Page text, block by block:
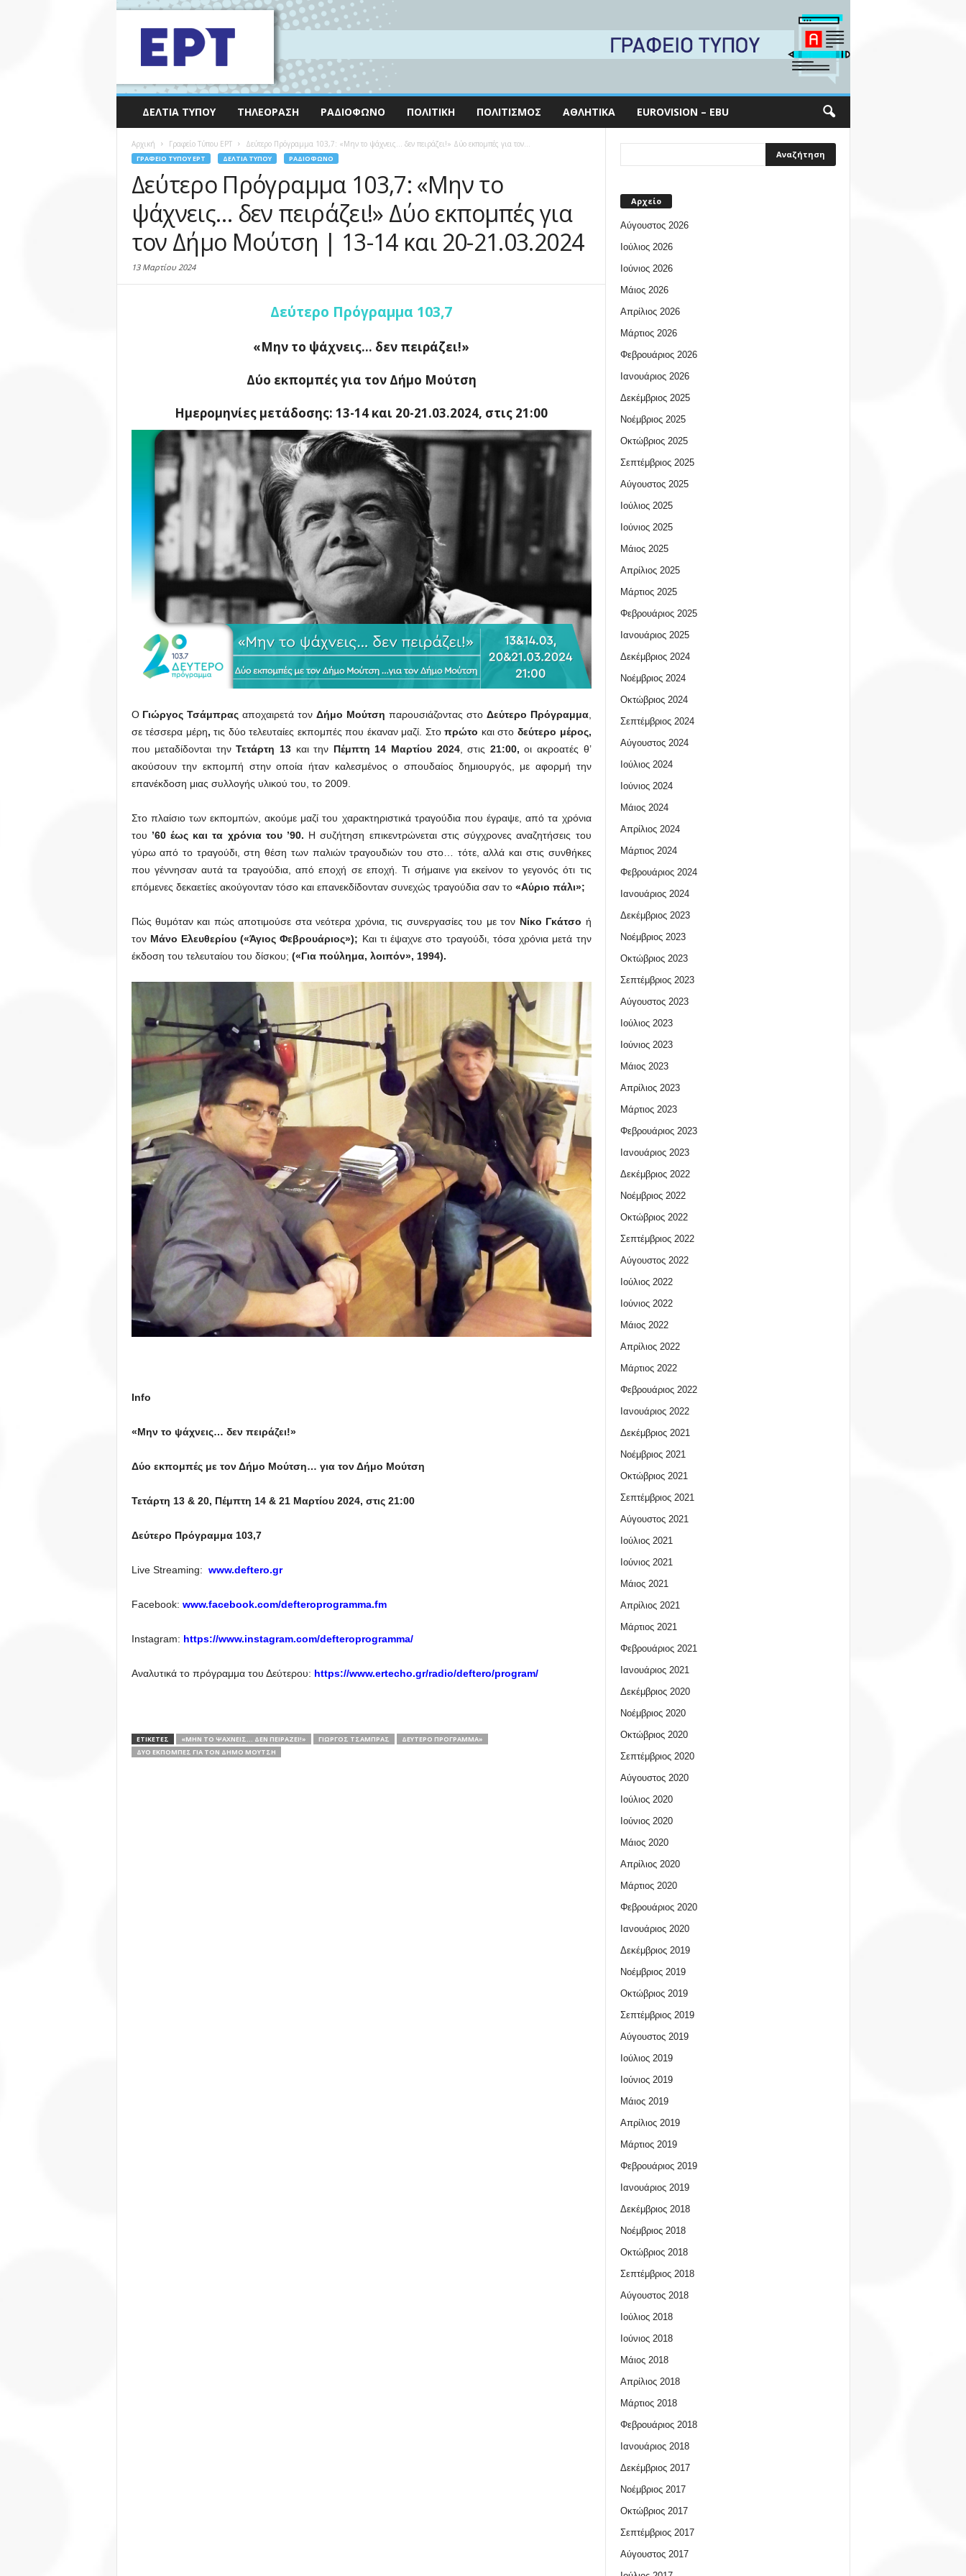
ΔΕΛΤΊΑ ΤΎΠΟΥ ΤΗΛΕΌΡΑΣΗ ΡΑΔΙΌΦΩΝΟ ΠΟΛΙΤΙΚΉ ΠΟΛΙΤΙΣΜΌΣ ΑΘΛΗΤΙΚΆ EUROVISION – EBU
Αρχική Γραφείο Τύπου ΕΡΤ Δεύτερο Πρόγραμμα 103,7: «Μην το ψάχνεις… δεν πειράζει!» Δύο εκπομπές για τον...
ΓΡΑΦΕΊΟ ΤΎΠΟΥ ΕΡΤ ΔΕΛΤΊΑ ΤΎΠΟΥ ΡΑΔΙΌΦΩΝΟ
Δεύτερο Πρόγραμμα 103,7: «Μην το
ψάχνεις… δεν πειράζει!» Δύο εκπομπές για
τον Δήμο Μούτση | 13-14 και 20-21.03.2024
13 Μαρτίου 2024
Δεύτερο Πρόγραμμα 103,7
«Μην το ψάχνεις… δεν πειράζει!»
Δύο εκπομπές για τον Δήμο Μούτση
Ημερομηνίες μετάδοσης: 13-14 και 20-21.03.2024, στις 21:00
Ο Γιώργος Τσάμπρας αποχαιρετά τονΔήμο Μούτση παρουσιάζοντας στο Δεύτερο Πρόγραμμα,
σε τέσσερα μέρη, τις δύο τελευταίες εκπομπές που έκαναν μαζί. Στοπρώτο και στο δεύτερο μέρος,
που μεταδίδονται τηνΤετάρτη 13και την Πέμπτη 14 Μαρτίου 2024, στις 21:00, οι ακροατές θ’
ακούσουν την εκπομπή στην οποία ήταν καλεσμένος ο σπουδαίος δημιουργός, με αφορμή την
επανέκδοση μιας συλλογής υλικού του, το 2009.
Στο πλαίσιο των εκπομπών, ακούμε μαζί του χαρακτηριστικά τραγούδια που έγραψε, από τα χρόνια
του ’60 έως και τα χρόνια του ’90. Η συζήτηση επικεντρώνεται στις σύγχρονες αναζητήσεις του
γύρω από το τραγούδι, στη θέση των παλιών τραγουδιών του στο… τότε, αλλά και στις συνθήκες
που γέννησαν αυτά τα τραγούδια, από εποχή σε εποχή. Τι σήμαινε για εκείνον το γεγονός ότι τις
επόμενες δεκαετίες ακούγονταν τόσο και επανεκδίδονταν συνεχώς τραγούδια σαν το «Αύριο πάλι»;
Πώς θυμόταν και πώς αποτιμούσε στα νεότερα χρόνια, τις συνεργασίες του με τον Νίκο Γκάτσο ή
τον Μάνο Ελευθερίου («Άγιος Φεβρουάριος»); Και τι έψαχνε στο τραγούδι, τόσα χρόνια μετά την
έκδοση του τελευταίου του δίσκου; («Για πούλημα, λοιπόν», 1994).
Info
«Μην το ψάχνεις… δεν πειράζει!»
Δύο εκπομπές με τον Δήμο Μούτση… για τον Δήμο Μούτση
Τετάρτη 13 & 20, Πέμπτη 14 & 21 Μαρτίου 2024, στις 21:00
Δεύτερο Πρόγραμμα 103,7
Live Streaming: www.deftero.gr
Facebook: www.facebook.com/defteroprogramma.fm
Instagram: https://www.instagram.com/defteroprogramma/
Αναλυτικά το πρόγραμμα του Δεύτερου: https://www.ertecho.gr/radio/deftero/program/
ΕΤΙΚΕΤΕΣ «ΜΗΝ ΤΟ ΨΆΧΝΕΙΣ… ΔΕΝ ΠΕΙΡΆΖΕΙ!» ΓΙΏΡΓΟΣ ΤΣΆΜΠΡΑΣ
ΔΕΎΤΕΡΟ ΠΡΌΓΡΑΜΜΑ»
ΔΎΟ ΕΚΠΟΜΠΈΣ ΓΙΑ ΤΟΝ ΔΉΜΟ ΜΟΎΤΣΗ
Αρχείο
Αύγουστος 2026
Ιούλιος 2026
Ιούνιος 2026
Μάιος 2026
Απρίλιος 2026
Μάρτιος 2026
Φεβρουάριος 2026
Ιανουάριος 2026
Δεκέμβριος 2025
Νοέμβριος 2025
Οκτώβριος 2025
Σεπτέμβριος 2025
Αύγουστος 2025
Ιούλιος 2025
Ιούνιος 2025
Μάιος 2025
Απρίλιος 2025
Μάρτιος 2025
Φεβρουάριος 2025
Ιανουάριος 2025
Δεκέμβριος 2024
Νοέμβριος 2024
Οκτώβριος 2024
Σεπτέμβριος 2024
Αύγουστος 2024
Ιούλιος 2024
Ιούνιος 2024
Μάιος 2024
Απρίλιος 2024
Μάρτιος 2024
Φεβρουάριος 2024
Ιανουάριος 2024
Δεκέμβριος 2023
Νοέμβριος 2023
Οκτώβριος 2023
Σεπτέμβριος 2023
Αύγουστος 2023
Ιούλιος 2023
Ιούνιος 2023
Μάιος 2023
Απρίλιος 2023
Μάρτιος 2023
Φεβρουάριος 2023
Ιανουάριος 2023
Δεκέμβριος 2022
Νοέμβριος 2022
Οκτώβριος 2022
Σεπτέμβριος 2022
Αύγουστος 2022
Ιούλιος 2022
Ιούνιος 2022
Μάιος 2022
Απρίλιος 2022
Μάρτιος 2022
Φεβρουάριος 2022
Ιανουάριος 2022
Δεκέμβριος 2021
Νοέμβριος 2021
Οκτώβριος 2021
Σεπτέμβριος 2021
Αύγουστος 2021
Ιούλιος 2021
Ιούνιος 2021
Μάιος 2021
Απρίλιος 2021
Μάρτιος 2021
Φεβρουάριος 2021
Ιανουάριος 2021
Δεκέμβριος 2020
Νοέμβριος 2020
Οκτώβριος 2020
Σεπτέμβριος 2020
Αύγουστος 2020
Ιούλιος 2020
Ιούνιος 2020
Μάιος 2020
Απρίλιος 2020
Μάρτιος 2020
Φεβρουάριος 2020
Ιανουάριος 2020
Δεκέμβριος 2019
Νοέμβριος 2019
Οκτώβριος 2019
Σεπτέμβριος 2019
Αύγουστος 2019
Ιούλιος 2019
Ιούνιος 2019
Μάιος 2019
Απρίλιος 2019
Μάρτιος 2019
Φεβρουάριος 2019
Ιανουάριος 2019
Δεκέμβριος 2018
Νοέμβριος 2018
Οκτώβριος 2018
Σεπτέμβριος 2018
Αύγουστος 2018
Ιούλιος 2018
Ιούνιος 2018
Μάιος 2018
Απρίλιος 2018
Μάρτιος 2018
Φεβρουάριος 2018
Ιανουάριος 2018
Δεκέμβριος 2017
Νοέμβριος 2017
Οκτώβριος 2017
Σεπτέμβριος 2017
Αύγουστος 2017